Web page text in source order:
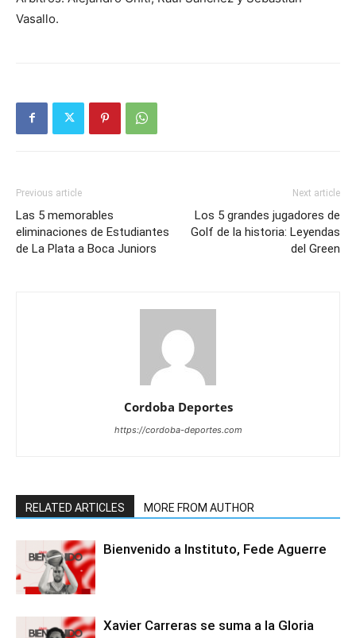
Vasallo.
Previous article
Las 5 memorables
eliminaciones de Estudiantes
de La Plata a Boca Juniors
Next article
Los 5 grandes jugadores de
Golf de la historia: Leyendas
del Green
Cordoba Deportes
https://cordoba-deportes.com
RELATED ARTICLES MORE FROM AUTHOR
Bienvenido a Instituto, Fede Aguerre
Xavier Carreras se suma a la Gloria